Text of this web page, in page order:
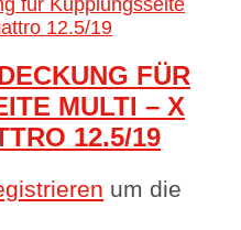
FÜR
MULTI – X
12.5/19
um die